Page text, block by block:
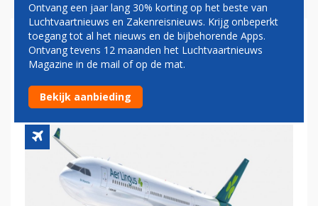
AER LINGUS WORDT MET
NIEUW KLEURENSCHEMA LID
VAN EUROWHITE-CLUB
Ontvang een jaar lang 30% korting op het beste van
Luchtvaartnieuws en Zakenreisnieuws. Krijg onbeperkt
toegang tot al het nieuws en de bijbehorende Apps.
Ontvang tevens 12 maanden het Luchtvaartnieuws
Magazine in de mail of op de mat.
Bekijk aanbieding